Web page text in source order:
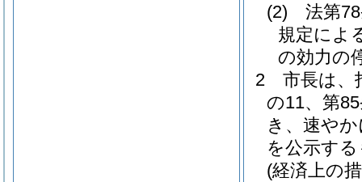
(2)
法第
規定によ
の効力の
2
市長は、
の11、第
き、速や
を公示す
(経済上の